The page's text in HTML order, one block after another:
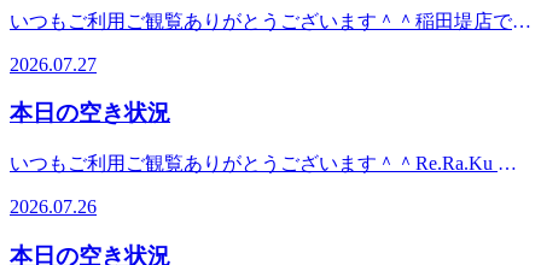
相模原線「京王稲田堤」駅南口より徒歩6分。宝くじ売り場
車場→近隣パーキングをご利用ください。南武線、京王線を
ご利用の方はぜひ当店へお越しください。
サービスを考えるRe.Ra.Ku(リラク) 稲田堤店この機会に是
受付20：20） 休日：11:00～21：00 （最終受付20：20)【住
階【TEL】044(299)7198【アクセス】JR⇔京王線の乗り換え
相模原線「京王稲田堤」駅南口より徒歩6分。宝くじ売り場
車場→近隣パーキングをご利用ください。南武線、京王線を
ご利用の方はぜひ当店へお越しください。
☆★☆★☆★☆★☆★☆★☆★☆★☆★☆★☆★本日の出勤
スタッフ♪7/28(火) ★オカヤ★フタミご案内可能です＾＾
※随時枠は埋まっていきますので、ご来店前にお電話・Web
での確認・ご予約をオススメします。 ＝★＝☆＝★＝☆
＝★＝☆＝★＝☆＝★＝☆＝★＝☆＝☆＝★「マッサージ」
ファンに人気の！ボディケア＆肩甲骨ストレッチ新しい健康
非、お試しください♪【営業時間】平日：12:00～21:00(最終
所】神奈川県川崎市多摩区菅 ２-１‐４ セントラルハイツ１
いつもご利用ご観覧ありがとうございます＾＾稲田堤店で
の変化も起きやすいので、お疲れが溜まる前のケアをオスス
メします！☆★☆★☆★☆★☆★☆★☆★☆★☆★☆★☆★
本日の出勤スタッフ♪7/27(月) ★オカヤ★フタミご案内可能
電話・Webでの確認・ご予約をオススメします。 ＝★＝
☆＝★＝☆＝★＝☆＝★＝☆＝★＝☆＝★＝☆＝☆＝★「マ
新しい健康サービスを考えるRe.Ra.Ku(リラク) 稲田堤店この
2026.07.27
本日の空き状況
いつもご利用ご観覧ありがとうございます＾＾Re.Ra.Ku 稲
ますね…！少しでもお疲れを感じていたら、ぜひリラクで一
緒にお身体のケアをしていきましょう！☆本日の空き状況☆
2026.07.26
本日の空き状況